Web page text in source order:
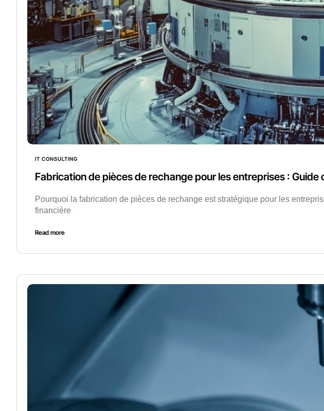
IT CONSULTING
Fabrication de pièces de rechange pour les entreprises :
Pourquoi la fabrication de pièces de rechange est stratégique pour les
financière
Read more